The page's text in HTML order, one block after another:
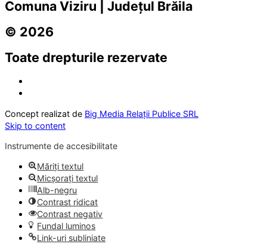
Comuna Viziru | Județul Brăila
© 2026
Toate drepturile rezervate
Concept realizat de Big Media Relații Publice SRL
Skip to content
Instrumente de accesibilitate
Măriți textul
Micșorați textul
Alb-negru
Contrast ridicat
Contrast negativ
Fundal luminos
Link-uri subliniate